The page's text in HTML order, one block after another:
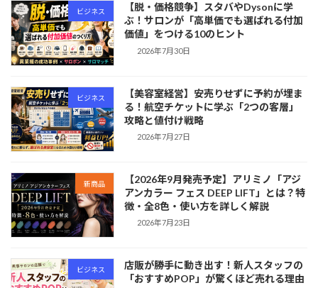
ビジネス
【脱・価格競争】スタバやDysonに学
ぶ！サロンが「高単価でも選ばれる付加
価値」をつける10のヒント
2026年7月30日
ビジネス
【美容室経営】安売りせずに予約が埋ま
る！航空チケットに学ぶ「2つの客層」
攻略と値付け戦略
2026年7月27日
新商品
【2026年9月発売予定】アリミノ「アジ
アンカラー フェス DEEP LIFT」とは？特
徴・全8色・使い方を詳しく解説
2026年7月23日
ビジネス
店販が勝手に動き出す！新人スタッフの
「おすすめPOP」が驚くほど売れる理由